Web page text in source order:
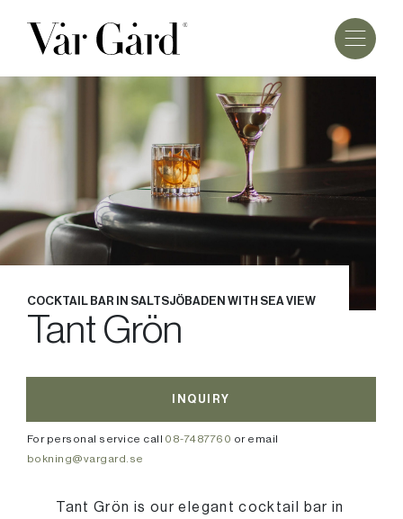
COCKTAIL BAR IN SALTSJÖBADEN WITH SEA VIEW
Tant Grön
INQUIRY
For personal service call 08-7487760 or email
bokning@vargard.se
Tant Grön is our elegant cocktail bar in